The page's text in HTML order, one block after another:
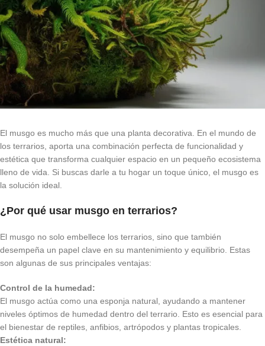
El musgo es mucho más que una planta decorativa. En el mundo de
los terrarios, aporta una combinación perfecta de funcionalidad y
estética que transforma cualquier espacio en un pequeño ecosistema
lleno de vida. Si buscas darle a tu hogar un toque único, el musgo es
la solución ideal.
¿Por qué usar musgo en terrarios?
El musgo no solo embellece los terrarios, sino que también
desempeña un papel clave en su mantenimiento y equilibrio. Estas
son algunas de sus principales ventajas:
Control de la humedad:
El musgo actúa como una esponja natural, ayudando a mantener
niveles óptimos de humedad dentro del terrario. Esto es esencial para
el bienestar de reptiles, anfibios, artrópodos y plantas tropicales.
Estética natural: